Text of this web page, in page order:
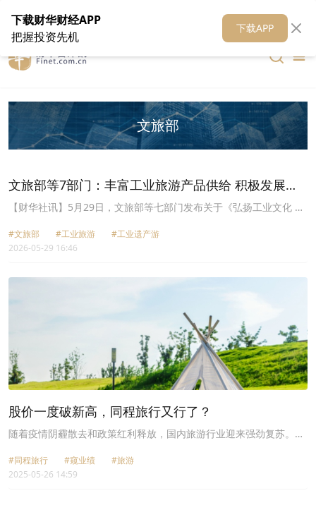
在线客服 关于我们 财华媒体矩阵 财华智库
文旅部
文旅部等7部门：丰富工业旅游产品供给 积极发展工
业遗产游
【财华社讯】5月29日，文旅部等七部门发布关于《​弘扬工业文化 保
给。积极发展工业遗产游，鼓励以创意设计、业态植入、风貌改造等
方式活化利用工业遗址，发展工业旅游新场景新业态新模式。大力发
服装、工艺美术、食品加工等消费品工业，电商物流等领域企业在确
保安全生产和保密要求前提下，创新推出生产流程观摩、模拟操作、
业智慧游，支持运用北斗、人工智能、超高清视频、虚拟现实、自动
驾驶等数字技术和设备，打造沉浸式、智慧化工业旅游体验。支持工
业旅游场所发展主题商业、沉浸式体验、特色市集等业态，打造“工
业旅游+”消费场景。鼓励各地推出一批具有地域和行业特色的优质工
业旅游线路和品牌。鼓励工业企业通过工业旅游加强产品宣传，扩大
产品销售，做强企业品牌。
#文旅部 #工业旅游
#工业遗产游
2026-05-29 16:46
股价一度破新高，同程旅行又行了？
随着疫情阴霾散去和政策红利释放，国内旅游行业迎来强劲复苏。文
亿，同比增长6.4%；旅游总收入达1802.69亿元，同比增长8.0%。
#同程旅行 #窥业绩
#旅游
2025-05-26 14:59
下载财华财经APP
把握投资先机
下载APP